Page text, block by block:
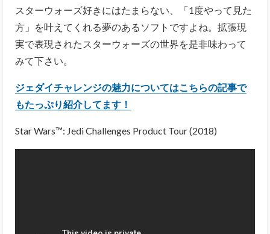
スターウォーズ好きにはたまらない、「1度やって見た
方」を叶えてくれる夢のあるソフトですよね。拡張現
実で表現されたスターウォーズの世界を是非味わって
みて下さい。
ジェダイチャレンジの魅力についてはこちらの記事で
もたっぷり紹介してます！
Star Wars™: Jedi Challenges Product Tour (2018)